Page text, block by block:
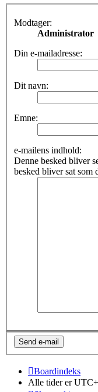
Modtager:
Administrator
Din e-mailadresse:
Dit navn:
Emne:
e-mailens indhold:
Denne besked bliver
besked bliver sat som
Boardindeks
Alle tider er